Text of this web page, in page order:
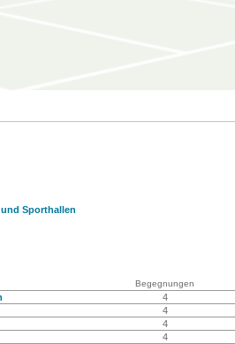
Sporthallen
Begegnungen
4
4
4
4